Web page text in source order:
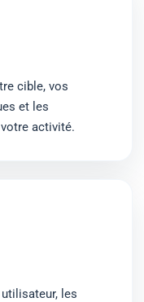
cible, vos
et les
activité.
les